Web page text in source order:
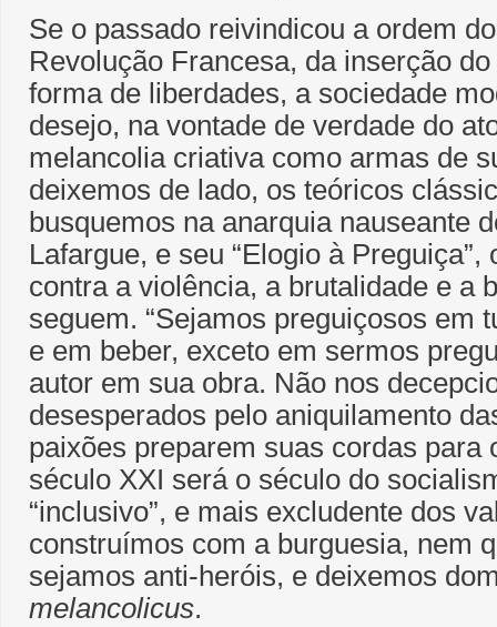
Se o passado reivindicou a ordem
Revolução Francesa, da inserção
forma de liberdades, a sociedade
desejo, na vontade de verdade do
melancolia criativa como armas de
deixemos de lado, os teóricos
busquemos na anarquia nauseante
Lafargue, e seu “Elogio à Preguiça”,
contra a violência, a brutalidade e a
seguem. “Sejamos preguiçosos em
e em beber, exceto em sermos
autor em sua obra. Não nos
desesperados pelo aniquilamento
paixões preparem suas cordas para
século XXI será o século do
“inclusivo”, e mais excludente dos
construímos com a burguesia, nem
sejamos anti-heróis, e deixemos
melancolicus.